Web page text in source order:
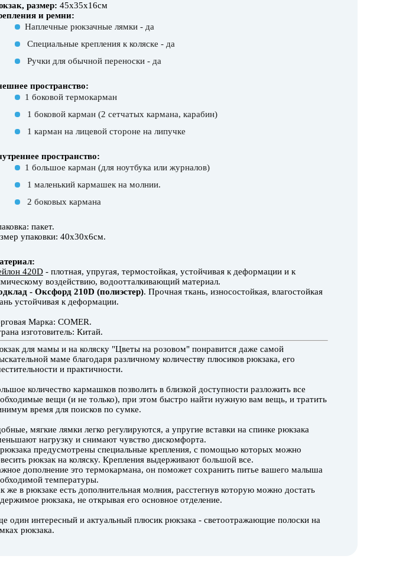
размер: 45х35х16см
и ремни:
Наплечные рюкзачные лямки - да
Специальные крепления к коляске - да
Ручки для обычной переноски - да
пространство:
1 боковой термокарман
1 боковой карман (2 сетчатых кармана, карабин)
1 карман на лицевой стороне на липучке
пространство:
1 большое карман (для ноутбука или журналов)
1 маленький кармашек на молнии.
2 боковых кармана
пакет.
упаковки: 40х30х6см.
420D - плотная, упругая, термостойкая, устойчивая к деформации и к
воздействию, водоотталкивающий материал.
- Оксфорд 210D (полиэстер). Прочная ткань, износостойкая, влагостойкая
устойчивая к деформации.
Марка: COMER.
изготовитель: Китай.
для мамы и на коляску "Цветы на розовом" понравится даже самой
маме благодаря различному количеству плюсиков рюкзака, его
и практичности.
количество кармашков позволить в близкой доступности разложить все
вещи (и не только), при этом быстро найти нужную вам вещь, и тратить
время для поисков по сумке.
мягкие лямки легко регулируются, а упругие вставки на спинке рюкзака
нагрузку и снимают чувство дискомфорта.
предусмотрены специальные крепления, с помощью которых можно
рюкзак на коляску. Крепления выдерживают большой все.
дополнение это термокармана, он поможет сохранить питье вашего малыша
температуры.
же в рюкзаке есть дополнительная молния, расстегнув которую можно достать
рюкзака, не открывая его основное отделение.
один интересный и актуальный плюсик рюкзака - светоотражающие полоски на
рюкзака.